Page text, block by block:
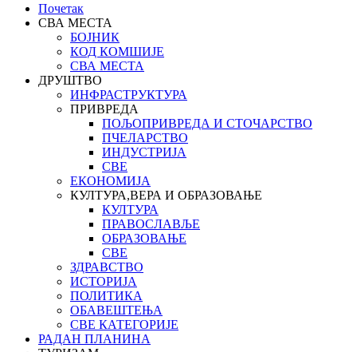
Почетак
СВА МЕСТА
БОЈНИК
КОД КОМШИЈЕ
СВА МЕСТА
ДРУШТВО
ИНФРАСТРУКТУРА
ПРИВРЕДА
ПОЉОПРИВРЕДА И СТОЧАРСТВО
ПЧЕЛАРСТВО
ИНДУСТРИЈА
СВЕ
ЕКОНОМИЈА
КУЛТУРА,ВЕРА И ОБРАЗОВАЊЕ
КУЛТУРА
ПРАВОСЛАВЉЕ
ОБРАЗОВАЊЕ
СВЕ
ЗДРАВСТВО
ИСТОРИЈА
ПОЛИТИКА
ОБАВЕШТЕЊА
СВЕ КАТЕГОРИЈЕ
РАДАН ПЛАНИНА